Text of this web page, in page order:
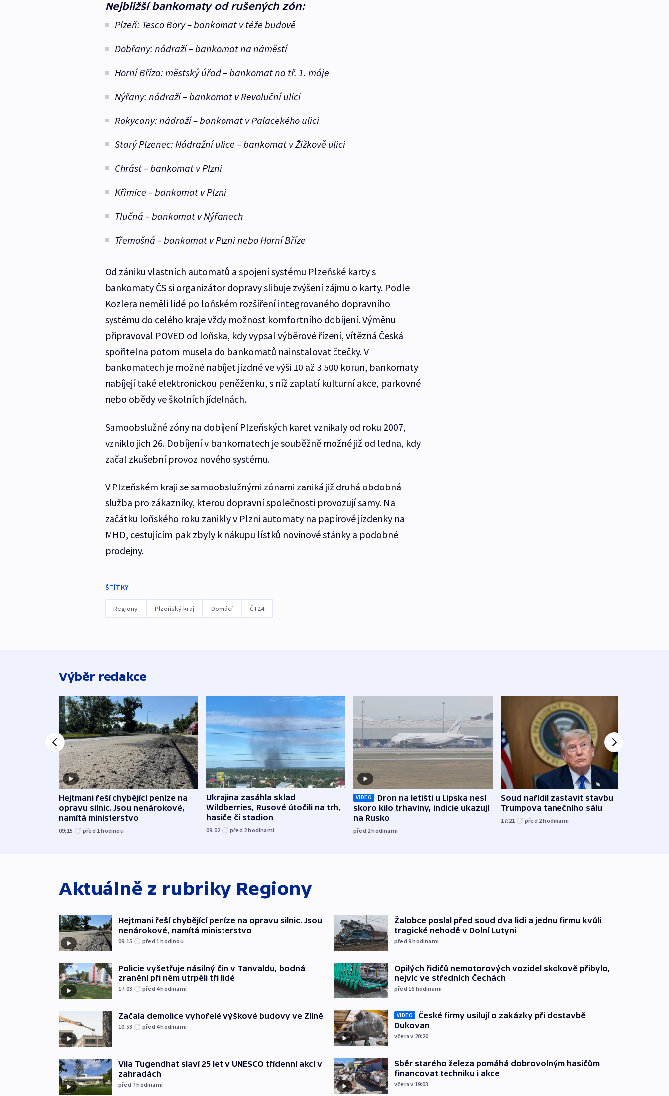
Nejbližší bankomaty od rušených zón:
Plzeň: Tesco Bory – bankomat v téže budově
Dobřany: nádraží – bankomat na náměstí
Horní Bříza: městský úřad – bankomat na tř. 1. máje
Nýřany: nádraží – bankomat v Revoluční ulici
Rokycany: nádraží – bankomat v Palacekého ulici
Starý Plzenec: Nádražní ulice – bankomat v Žižkově ulici
Chrást – bankomat v Plzni
Křimice – bankomat v Plzni
Tlučná – bankomat v Nýřanech
Třemošná – bankomat v Plzni nebo Horní Bříze
Od zániku vlastních automatů a spojení systému Plzeňské karty s
bankomaty ČS si organizátor dopravy slibuje zvýšení zájmu o karty. Podle
Kozlera neměli lidé po loňském rozšíření integrovaného dopravního
systému do celého kraje vždy možnost komfortního dobíjení. Výměnu
připravoval POVED od loňska, kdy vypsal výběrové řízení, vítězná Česká
spořitelna potom musela do bankomatů nainstalovat čtečky. V
bankomatech je možné nabíjet jízdné ve výši 10 až 3 500 korun, bankomaty
nabíjejí také elektronickou peněženku, s níž zaplatí kulturní akce, parkovné
nebo obědy ve školních jídelnách.
Samoobslužné zóny na dobíjení Plzeňských karet vznikaly od roku 2007,
vzniklo jich 26. Dobíjení v bankomatech je souběžně možné již od ledna, kdy
začal zkušební provoz nového systému.
V Plzeňském kraji se samoobslužnými zónami zaniká již druhá obdobná
služba pro zákazníky, kterou dopravní společnosti provozují samy. Na
začátku loňského roku zanikly v Plzni automaty na papírové jízdenky na
MHD, cestujícím pak zbyly k nákupu lístků novinové stánky a podobné
prodejny.
ŠTÍTKY
Regiony Plzeňský kraj Domácí ČT24
Výběr redakce
Hejtmani řeší chybějící peníze na
opravu silnic. Jsou nenárokové,
namítá ministerstvo
09:15 před 1hodinou
Ukrajina zasáhla sklad
Wildberries, Rusové útočili na trh,
hasiče či stadion
09:02 před 2hodinami
VIDEO
Dron na letišti u Lipska nesl
skoro kilo trhaviny, indicie ukazují
na Rusko
před 2hodinami
Soud nařídil zastavit stavbu
Trumpova tanečního sálu
17:21 před 2hodinami
Aktuálně z rubriky Regiony
Hejtmani řeší chybějící peníze na opravu silnic. Jsou
nenárokové, namítá ministerstvo
09:15 před 1hodinou
Policie vyšetřuje násilný čin v Tanvaldu, bodná
zranění při něm utrpěli tři lidé
17:03 před 4hodinami
Začala demolice vyhořelé výškové budovy ve Zlíně
10:53 před 4hodinami
Vila Tugendhat slaví 25 let v UNESCO třídenní akcí v
zahradách
před 7hodinami
Žalobce poslal před soud dva lidi a jednu firmu kvůli
tragické nehodě v Dolní Lutyni
před 9hodinami
Opilých řidičů nemotorových vozidel skokově přibylo,
nejvíc ve středních Čechách
před 16 hodinami
VIDEO
České firmy usilují o zakázky při dostavbě
Dukovan
včera v 20:20
Sběr starého železa pomáhá dobrovolným hasičům
financovat techniku i akce
včera v 19:03